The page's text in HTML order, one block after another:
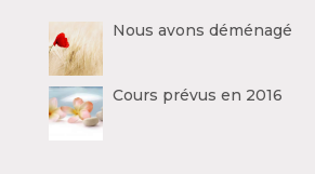
Nous avons déménagé
Cours prévus en 2016